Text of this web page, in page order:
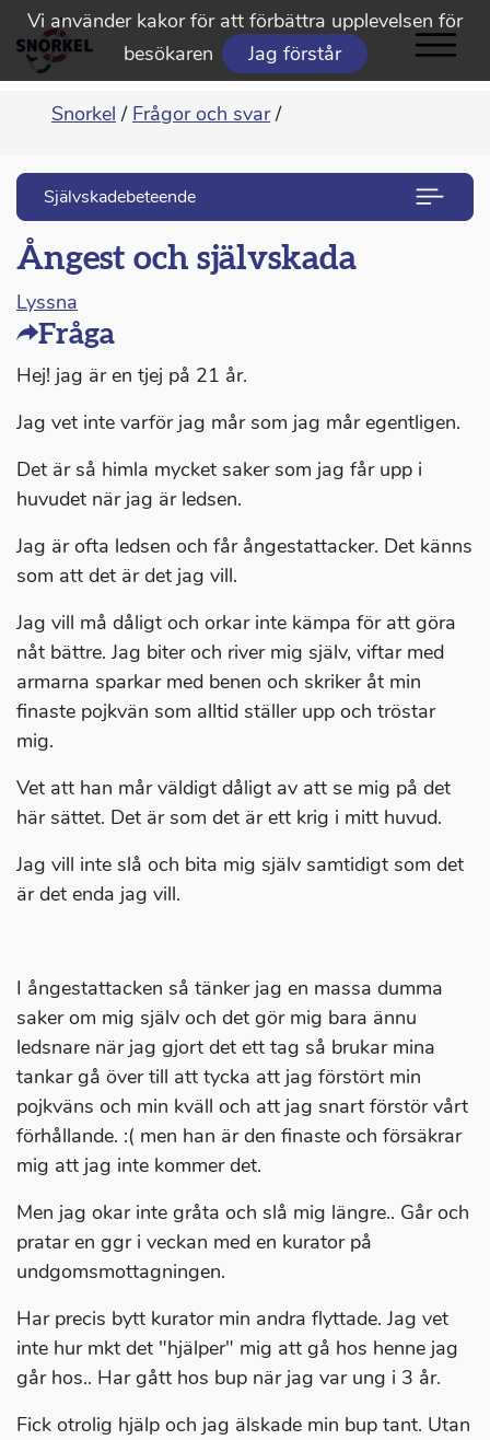
Vi använder kakor för att förbättra upplevelsen för
besökaren
Jag förstår
Snorkel / Frågor och svar /
Självskadebeteende
Ångest och självskada
Lyssna
Fråga
Hej! jag är en tjej på 21 år.
Jag vet inte varför jag mår som jag mår egentligen.
Det är så himla mycket saker som jag får upp i
huvudet när jag är ledsen.
Jag är ofta ledsen och får ångestattacker. Det känns
som att det är det jag vill.
Jag vill må dåligt och orkar inte kämpa för att göra
nåt bättre. Jag biter och river mig själv, viftar med
armarna sparkar med benen och skriker åt min
finaste pojkvän som alltid ställer upp och tröstar
mig.
Vet att han mår väldigt dåligt av att se mig på det
här sättet. Det är som det är ett krig i mitt huvud.
Jag vill inte slå och bita mig själv samtidigt som det
är det enda jag vill.
I ångestattacken så tänker jag en massa dumma
saker om mig själv och det gör mig bara ännu
ledsnare när jag gjort det ett tag så brukar mina
tankar gå över till att tycka att jag förstört min
pojkväns och min kväll och att jag snart förstör vårt
förhållande. :( men han är den finaste och försäkrar
mig att jag inte kommer det.
Men jag okar inte gråta och slå mig längre.. Går och
pratar en ggr i veckan med en kurator på
undgomsmottagningen.
Har precis bytt kurator min andra flyttade. Jag vet
inte hur mkt det "hjälper" mig att gå hos henne jag
går hos.. Har gått hos bup när jag var ung i 3 år.
Fick otrolig hjälp och jag älskade min bup tant. Utan